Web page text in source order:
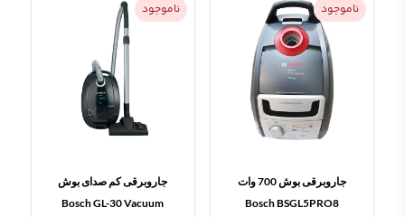
ناموجود
جاروبرقی بوش 700 وات
Bosch BSGL5PRO8
ناموجود
جاروبرقی کم صدای بوش
Bosch GL-30 Vacuum